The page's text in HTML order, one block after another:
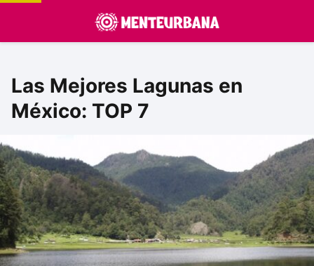
Las Mejores Lagunas en
México: TOP 7